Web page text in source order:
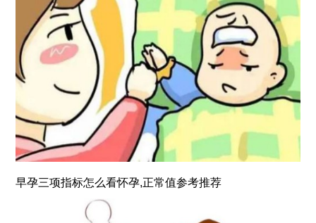
早孕三项指标怎么看怀孕,正常值参考推荐